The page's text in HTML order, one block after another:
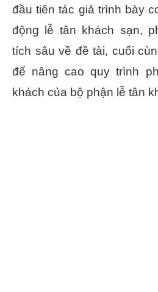
đầu tiên tác giả trình bày
động lễ tân khách sạn,
tích sâu về đề tài, cuối
để nâng cao quy trình
khách của bộ phận lễ tân